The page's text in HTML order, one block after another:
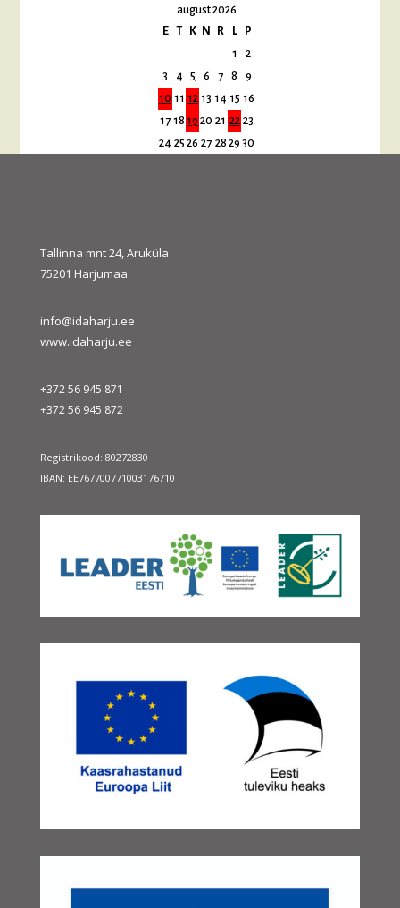
august 2026
E
T K N R L
P
1
2
3
4 5 6 7 8
9
10 11 12 13 14 15 16
17 18 19 20 21 22 23
24 25 26 27 28 29 30
Tallinna mnt 24, Aruküla
75201 Harjumaa
info@idaharju.ee
www.idaharju.ee
+372 56 945 871
+372 56 945 872
Registrikood: 80272830
IBAN: EE767700771003176710